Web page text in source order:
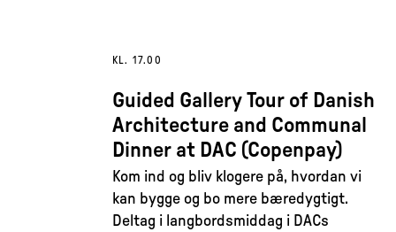
KL. 17.00
Guided Gallery Tour of Danish
Architecture and Communal
Dinner at DAC (Copenpay)
Kom ind og bliv klogere på, hvordan vi
kan bygge og bo mere bæredygtigt.
Deltag i langbordsmiddag i DACs